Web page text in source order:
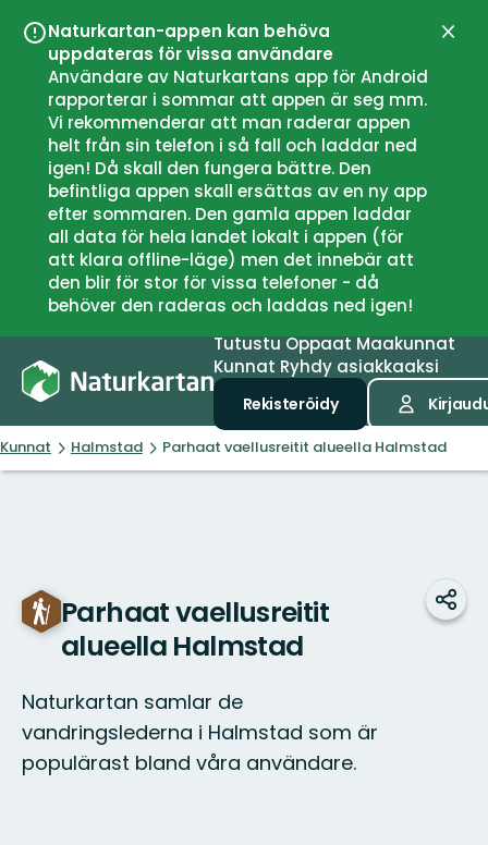
Naturkartan-appen kan behöva
uppdateras för vissa användare
Användare av Naturkartans app för Android
rapporterar i sommar att appen är seg mm.
Vi rekommenderar att man raderar appen
helt från sin telefon i så fall och laddar ned
igen! Då skall den fungera bättre. Den
befintliga appen skall ersättas av en ny app
efter sommaren. Den gamla appen laddar
all data för hela landet lokalt i appen (för
att klara offline-läge) men det innebär att
den blir för stor för vissa telefoner - då
behöver den raderas och laddas ned igen!
Sulje
TutustuOppaatMaakunnat
Kunnat Ryhdy asiakkaaksi
Rekisteröidy
Kunnat Halmstad Parhaat vaellusreitit alueella Halmstad
Parhaat vaellusreitit
alueella Halmstad
Naturkartan samlar de
vandringslederna i Halmstad som är
populärast bland våra användare.
Jaa